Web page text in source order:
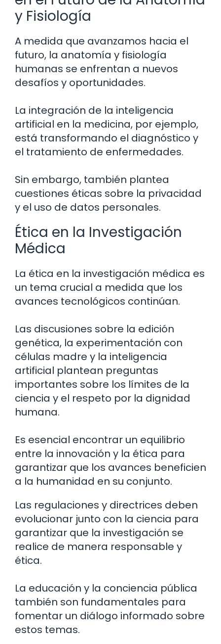
y Fisiología
A medida que avanzamos hacia el
futuro, la anatomía y fisiología
humanas se enfrentan a nuevos
desafíos y oportunidades.
La integración de la inteligencia
artificial en la medicina, por ejemplo,
está transformando el diagnóstico y
el tratamiento de enfermedades.
Sin embargo, también plantea
cuestiones éticas sobre la privacidad
y el uso de datos personales.
Ética en la Investigación
Médica
La ética en la investigación médica es
un tema crucial a medida que los
avances tecnológicos continúan.
Las discusiones sobre la edición
genética, la experimentación con
células madre y la inteligencia
artificial plantean preguntas
importantes sobre los límites de la
ciencia y el respeto por la dignidad
humana.
Es esencial encontrar un equilibrio
entre la innovación y la ética para
garantizar que los avances beneficien
a la humanidad en su conjunto.
Las regulaciones y directrices deben
evolucionar junto con la ciencia para
garantizar que la investigación se
realice de manera responsable y
ética.
La educación y la conciencia pública
también son fundamentales para
fomentar un diálogo informado sobre
estos temas.